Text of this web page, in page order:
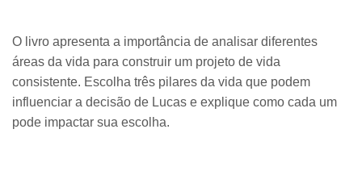
O livro apresenta a importância de analisar diferentes
áreas da vida para construir um projeto de vida
consistente. Escolha três pilares da vida que podem
influenciar a decisão de Lucas e explique como cada um
pode impactar sua escolha.